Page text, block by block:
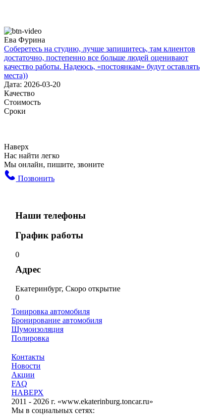
Ева Фурина
Соберетесь на студию, лучше запишитесь, там клиентов
достаточно, постепенно все больше людей оценивают
качество работы. Надеюсь, «постоянкам» будут оставлять
места))
Дата: 2026-03-20
Качество
Стоимость
Сроки
Наверх
Нас найти легко
Мы онлайн, пишите, звоните
Позвонить
Наши телефоны
График работы
0
Адрес
Екатеринбург, Скоро открытие
0
Контакты
Новости
Акции
FAQ
НАВЕРХ
2011 - 2026 г. «www.ekaterinburg.toncar.ru»
Тонировка автомобиля
Бронирование автомобиля
Шумоизоляция
Полировка
Мы в социальных сетях: